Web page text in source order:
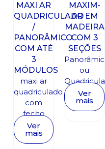
MAXI AR
QUADRICULADO
/
PANORÂMICO
COM ATÉ
3
MÓDULOS
maxi ar
quadriculado
com
fecho
Ver
mais
MAXIM-
AR EM
MADEIRA
COM 3
SEÇÕES
ou
Ver
mais